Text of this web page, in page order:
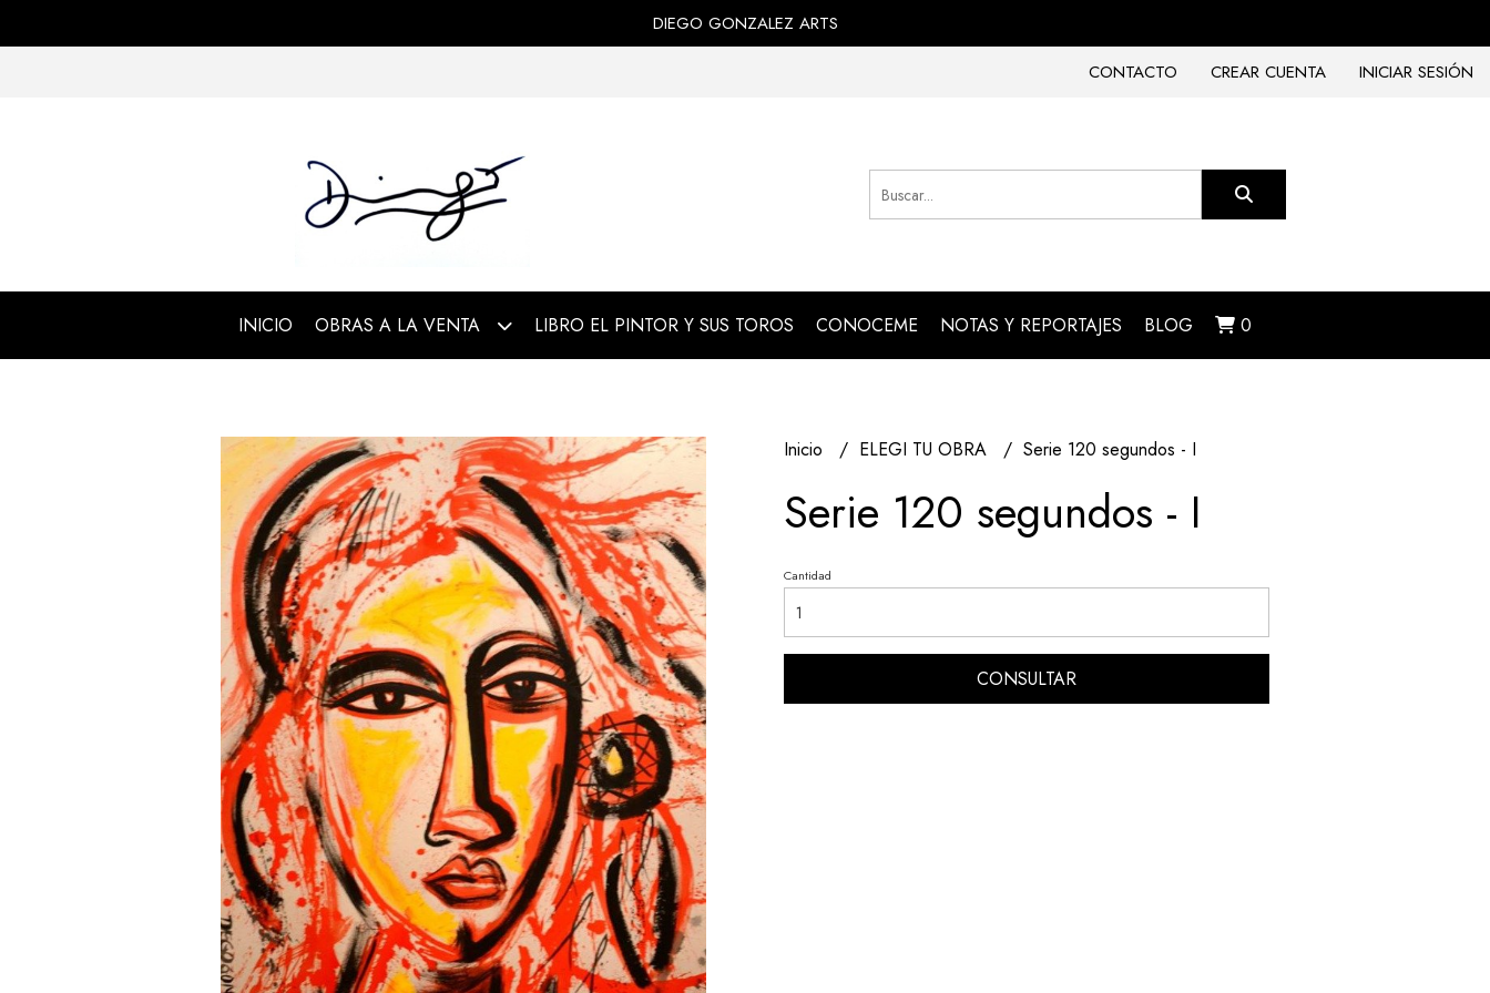
DIEGO GONZALEZ ARTS
CONTACTO
CREAR CUENTA INICIAR SESIÓN
INICIO OBRAS A LA VENTA LIBRO EL PINTOR Y SUS TOROS CONOCEME NOTAS Y REPORTAJES BLOG 0
Inicio ELEGI TU OBRA Serie 120 segundos - I
Serie 120 segundos - I
Cantidad
CONSULTAR